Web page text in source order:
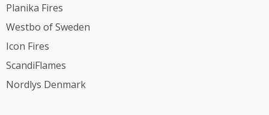
Planika Fires
Westbo of Sweden
Icon Fires
ScandiFlames
Nordlys Denmark